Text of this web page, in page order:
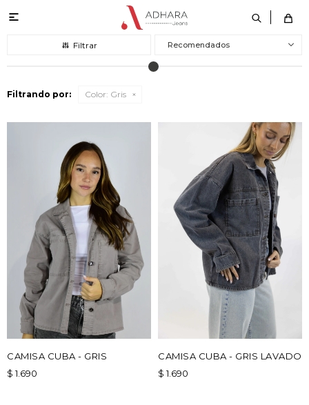

Recomendados
Filtrando por: Color: Gris
CAMISA CUBA - GRIS
$ 1.690
CAMISA CUBA - GRIS LAVADO
$ 1.690